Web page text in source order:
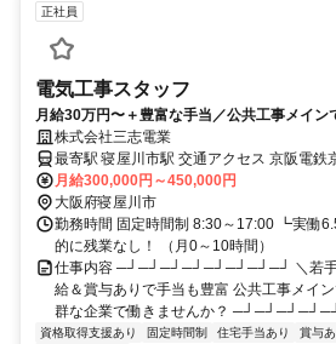
正社員
電気工事スタッフ
月給30万円〜＋豊富な手当／公共工事メイン
し＆転勤なし。
株式会社三志電業
最寄駅 寝屋川市駅 交通アクセス 京阪電鉄京阪本線「寝屋川市駅」よ
月給300,000円～450,000円
大阪府寝屋川市
勤務時間 固定時間制 8:30～17:00 ┗実働
的に残業なし！ （月0～10時間）
仕事内容 ─┘─┘─┘─┘─┘─┘─┘─┘ ＼若手
給＆賞与ありで手当も豊富 公共工事メイ
群な企業で働きませんか？
資格取得支援あり 固定時間制 住宅手当あり 賞与あ